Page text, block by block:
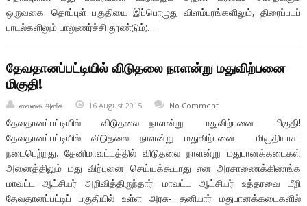
ஒருவகை. தொப்புள் பகுதியை இப்பொழுது விளம்பரங்களிலும், திரைப்படப்
பாடல்களிலும் பாலுணர்ச்சி தூண்டும்;…
தேவதானப்பட்டியில் விடுதலை நாளன்று மதுவிற்பனை
மிகுதி!
வைகை அனீசு 16 August 2015 No Comment
தேவதானப்பட்டியில் விடுதலை நாளன்று மதுவிற்பனை மிகுதி!
தேவதானப்பட்டியில் விடுதலை நாளன்று மதுவிற்பனை மிகுதியாக
நடைபெற்றது. தேனிமாவட்டத்தில் விடுதலை நாளன்று மதுபானக்கடைகள்
அனைத்திலும் மது விற்பனை செய்யக்கூடாது என அரசாணைக்கிணங்க
மாவட்ட ஆட்சியர் அறிவித்திருந்தார். மாவட்ட ஆட்சியர் உத்தரவை மீறி
தேவதானப்பட்டிப் பகுதியில் உள்ள அரசு- தனியார் மதுபானக்கடைகளில்